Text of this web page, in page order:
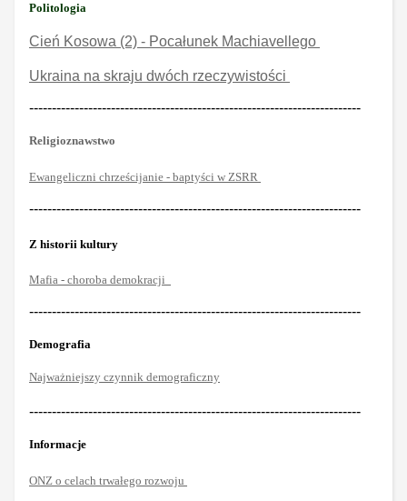
Politologia
Cień Kosowa (2) - Pocałunek Machiavellego
Ukraina na skraju dwóch rzeczywistości
-------------------------------------------------------------------------
Religioznawstwo
Ewangeliczni chrześcijanie - baptyści w ZSRR
-------------------------------------------------------------------------
Z historii kultury
Mafia - choroba demokracji
-------------------------------------------------------------------------
Demografia
Najważniejszy czynnik demograficzny
-------------------------------------------------------------------------
Informacje
ONZ o celach trwałego rozwoju